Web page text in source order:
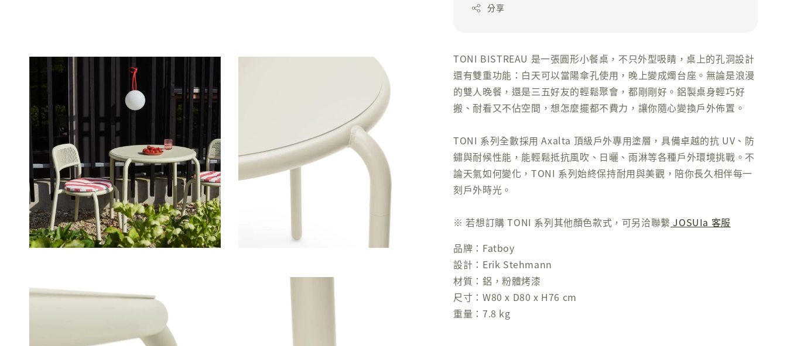
分享
TONI BISTREAU 是一張圓形小餐桌，不只外型吸睛，桌上的孔洞設計
還有雙重功能：白天可以當陽傘孔使用，晚上變成燭台座。無論是浪漫
的雙人晚餐，還是三五好友的輕鬆聚會，都剛剛好。鋁製桌身輕巧好
搬、耐看又不佔空間，想怎麼擺都不費力，讓你隨心變換戶外佈置。
TONI 系列全數採用 Axalta 頂級戶外專用塗層，具備卓越的抗 UV、防
鏽與耐候性能，能輕鬆抵抗風吹、日曬、雨淋等各種戶外環境挑戰。不
論天氣如何變化，TONI 系列始終保持耐用與美觀，陪你長久相伴每一
刻戶外時光。
※ 若想訂購 TONI 系列其他顏色款式，可另洽聯繫 JOSUIa 客服
品牌：Fatboy
設計：Erik Stehmann
材質：鋁，粉體烤漆
尺寸：W80 x D80 x H76 cm
重量：7.8 kg